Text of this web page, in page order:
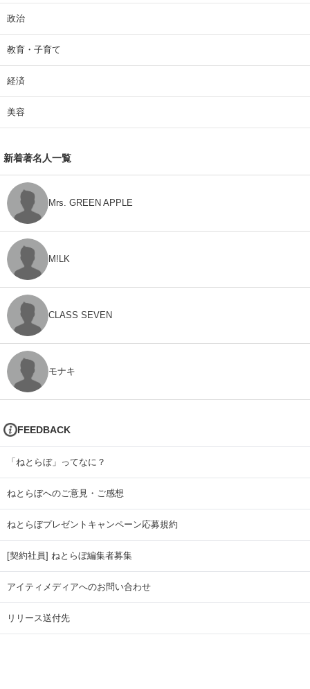
政治
教育・子育て
経済
美容
新着著名人一覧
Mrs. GREEN APPLE
M!LK
CLASS SEVEN
モナキ
FEEDBACK
「ねとらぼ」ってなに？
ねとらぼへのご意見・ご感想
ねとらぼプレゼントキャンペーン応募規約
[契約社員] ねとらぼ編集者募集
アイティメディアへのお問い合わせ
リリース送付先